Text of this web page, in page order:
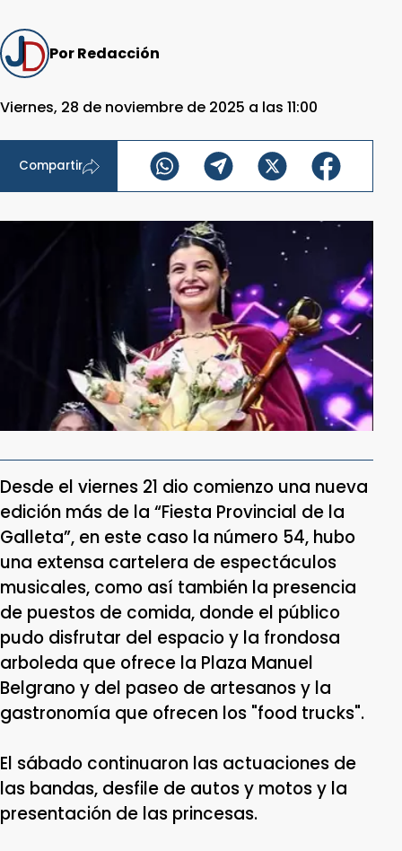
Por Redacción
Viernes, 28 de noviembre de 2025 a las 11:00
Compartir
Desde el viernes 21 dio comienzo una nueva
edición más de la “Fiesta Provincial de la
Galleta”, en este caso la número 54, hubo
una extensa cartelera de espectáculos
musicales, como así también la presencia
de puestos de comida, donde el público
pudo disfrutar del espacio y la frondosa
arboleda que ofrece la Plaza Manuel
Belgrano y del paseo de artesanos y la
gastronomía que ofrecen los "food trucks".
El sábado continuaron las actuaciones de
las bandas, desfile de autos y motos y la
presentación de las princesas.